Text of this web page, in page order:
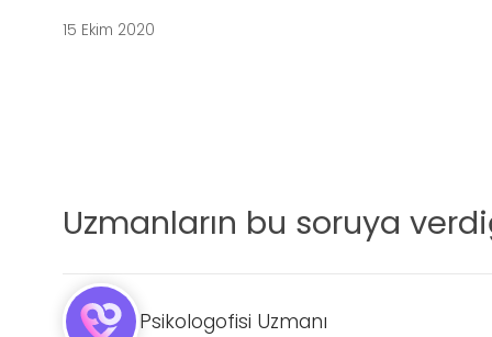
15 Ekim 2020
Uzmanların bu soruya
Psikologofisi Uzmanı